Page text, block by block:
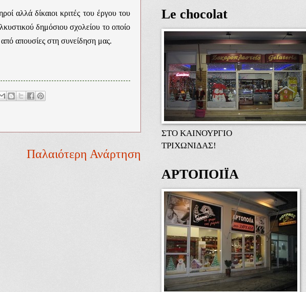
αλλά δίκαιοι κριτές του έργου του
δημόσιου σχολείου το οποίο
απουσίες στη συνείδηση μας.
Παλαιότερη Ανάρτηση
Le chocolat
ΣΤΟ ΚΑΙΝΟΥΡΓΙΟ
ΤΡΙΧΩΝΙΔΑΣ!
ΑΡΤΟΠΟΙΪΑ